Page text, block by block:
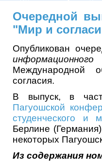
Очередной
"Мир и
Опубликован
Международной
согласия.
В выпуск, в
Пагуошской
студенческого и
Берлине
некоторых
Из содержания